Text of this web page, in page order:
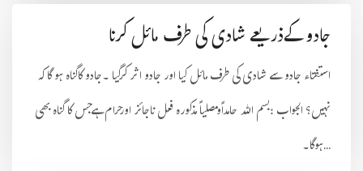
جادو کےذریعے شادی کی طرف مائل کرنا
استفتاء جادو سے شادی کی طرف مائل کیا اور جادو اثر کرگیا ۔جادو کاگناہ ہو گا کہ
نہیں؟ الجواب :بسم اللہ حامداًومصلیاً مذکورہ فعل ناجائز اورحرام ہےجس کا گناہ بھی
ہوگا۔...